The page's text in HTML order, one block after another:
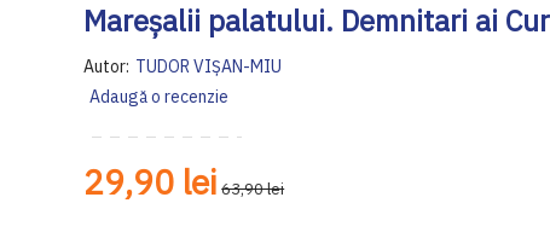
Mareșalii palatului. Demnitari ai
Autor: TUDOR VIŞAN-MIU
Adaugă o recenzie
29,90 lei 63,90 lei